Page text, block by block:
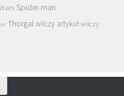
Spider-man
Thorgalwilczy artykuł wilczy